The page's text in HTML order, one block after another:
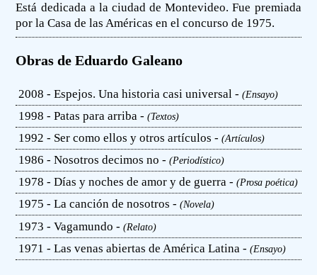
Está dedicada a la ciudad de Montevideo. Fue premiada
por la Casa de las Américas en el concurso de 1975.
Obras de Eduardo Galeano
2008 - Espejos. Una historia casi universal -(Ensayo)
1998 - Patas para arriba -(Textos)
1992 - Ser como ellos y otros artículos -(Artículos)
1986 - Nosotros decimos no -(Periodístico)
1978 - Días y noches de amor y de guerra -(Prosa poética)
1975 - La canción de nosotros -(Novela)
1973 - Vagamundo -(Relato)
1971 - Las venas abiertas de América Latina -(Ensayo)